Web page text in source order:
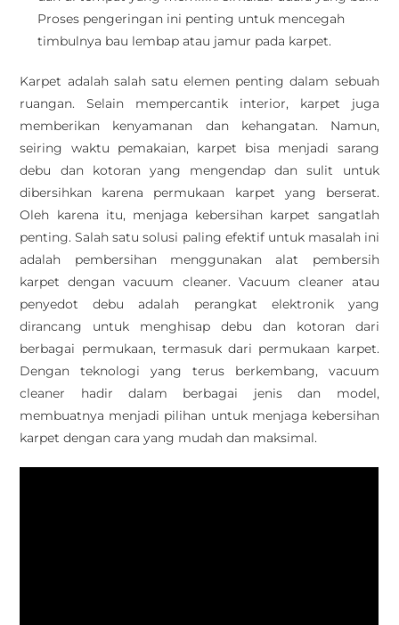
Proses pengeringan ini penting untuk mencegah
timbulnya bau lembap atau jamur pada karpet.
Karpet adalah salah satu elemen penting dalam sebuah
ruangan. Selain mempercantik interior, karpet juga
memberikan kenyamanan dan kehangatan. Namun,
seiring waktu pemakaian, karpet bisa menjadi sarang
debu dan kotoran yang mengendap dan sulit untuk
dibersihkan karena permukaan karpet yang berserat.
Oleh karena itu, menjaga kebersihan karpet sangatlah
penting. Salah satu solusi paling efektif untuk masalah ini
adalah pembersihan menggunakan alat pembersih
karpet dengan vacuum cleaner. Vacuum cleaner atau
penyedot debu adalah perangkat elektronik yang
dirancang untuk menghisap debu dan kotoran dari
berbagai permukaan, termasuk dari permukaan karpet.
Dengan teknologi yang terus berkembang, vacuum
cleaner hadir dalam berbagai jenis dan model,
membuatnya menjadi pilihan untuk menjaga kebersihan
karpet dengan cara yang mudah dan maksimal.